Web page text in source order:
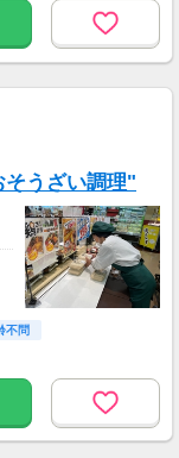
うざい調理"
不問